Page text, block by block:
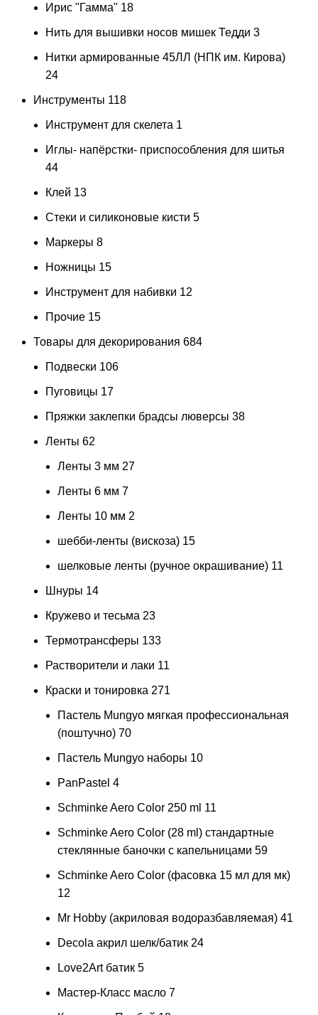
Ирис "Гамма" 18
Нить для вышивки носов мишек Тедди 3
Нитки армированные 45ЛЛ (НПК им. Кирова)
24
Инструменты 118
Инструмент для скелета 1
Иглы- напёрстки- приспособления для шитья
44
Клей 13
Стеки и силиконовые кисти 5
Маркеры 8
Ножницы 15
Инструмент для набивки 12
Прочие 15
Товары для декорирования 684
Подвески 106
Пуговицы 17
Пряжки заклепки брадсы люверсы 38
Ленты 62
Ленты 3 мм 27
Ленты 6 мм 7
Ленты 10 мм 2
шебби-ленты (вискоза) 15
шелковые ленты (ручное окрашивание) 11
Шнуры 14
Кружево и тесьма 23
Термотрансферы 133
Растворители и лаки 11
Краски и тонировка 271
Пастель Mungyo мягкая профессиональная
(поштучно) 70
Пастель Mungyo наборы 10
PanPastel 4
Schminke Aero Color 250 ml 11
Schminke Aero Color (28 ml) стандартные
стеклянные баночки с капельницами 59
Schminke Aero Color (фасовка 15 мл для мк)
12
Mr Hobby (акриловая водоразбавляемая) 41
Decola акрил шелк/батик 24
Love2Art батик 5
Мастер-Класс масло 7